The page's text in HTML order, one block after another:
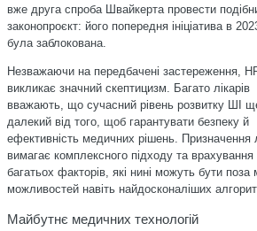
вже друга спроба Швайкерта провести
законопроєкт: його попередня ініціатива в
була заблокована.
Незважаючи на передбачені застереження,
викликає значний скептицизм. Багато лікарів
вважають, що сучасний рівень розвитку ШІ
далекий від того, щоб гарантувати безпеку й
ефективність медичних рішень. Призначення
вимагає комплексного підходу та врахування
багатьох факторів, які нині можуть бути
можливостей навіть найдосконаліших
Майбутнє медичних технологій